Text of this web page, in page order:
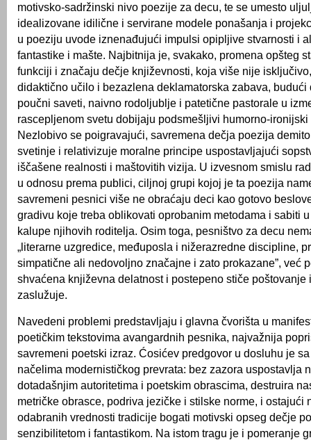
motivsko-sadržinski nivo poezije za decu, te se umesto
idealizovane idilične i servirane modele ponašanja i
u poeziju uvode iznenađujući impulsi opipljive stvarnosti i
fantastike i mašte. Najbitnija je, svakako, promena opšteg
funkciji i značaju dečje književnosti, koja više nije
didaktično učilo i bezazlena deklamatorska zabava, budući
poučni saveti, naivno rodoljublje i patetične pastorale u
rascepljenom svetu dobijaju podsmešljivi humorno-ironijski
Nezlobivo se poigravajući, savremena dečja poezija
svetinje i relativizuje moralne principe uspostavljajući
iščašene realnosti i maštovitih vizija. U izvesnom smislu
u odnosu prema publici, ciljnoj grupi kojoj je ta poezija
savremeni pesnici više ne obraćaju deci kao gotovo
gradivu koje treba oblikovati oprobanim metodama i sabiti
kalupe njihovih roditelja. Osim toga, pesništvo za decu
„literarne uzgredice, međuposla i nižerazredne discipline,
simpatične ali nedovoljno značajne i zato prokazane”, već
shvaćena književna delatnost i postepeno stiče poštovanje
zaslužuje.
Navedeni problemi predstavljaju i glavna čvorišta u
poetičkim tekstovima avangardnih pesnika, najvažnija
savremeni poetski izraz. Ćosićev predgovor u dosluhu je
načelima modernističkog prevrata: bez zazora uspostavlja
dotadašnjim autoritetima i poetskim obrascima, destruira
metričke obrasce, podriva jezičke i stilske norme, i ostajući
odabranih vrednosti tradicije bogati motivski opseg dečje
senzibilitetom i fantastikom. Na istom tragu je i pomeranje